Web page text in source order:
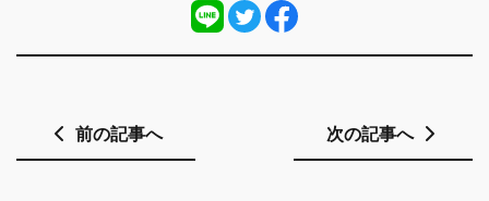
前の記事へ 次の記事へ